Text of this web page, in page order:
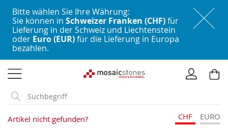
Bitte wählen Sie Ihre Währung:
Sie können in Schweizer Franken (CHF)für
Lieferung in der Schweiz und Liechtenstein
oder Euro (EUR)für die Lieferung in Europa
bezahlen.
zum
Inhalt
Artikel nicht gefunden? CHF EURO